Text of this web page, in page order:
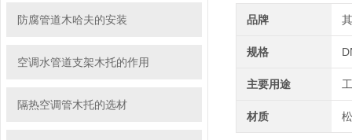
防腐管道木哈夫的安装
空调水管道支架木托的作用
隔热空调管木托的选材
品牌
规格
主要用途
材质